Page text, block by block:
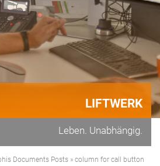
LIFTWERK
Leben. Unabhängig.
Documents Posts » column for call button